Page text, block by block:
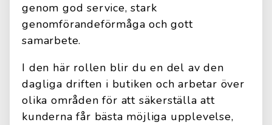
genom god service, stark
genomförandeförmåga och gott
samarbete.
I den här rollen blir du en del av den
dagliga driften i butiken och arbetar över
olika områden för att säkerställa att
kunderna får bästa möjliga upplevelse,